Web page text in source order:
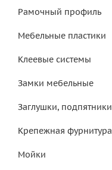
Рамочный профиль
Мебельные пластики
Клеевые системы
Замки мебельные
Заглушки, подпятники
Крепежная фурнитура
Мойки